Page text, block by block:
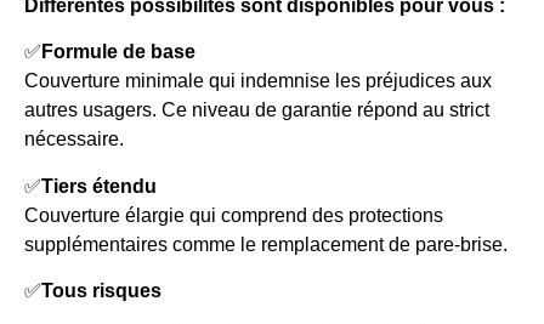
Différentes possibilités sont disponibles pour vous :
✅ Formule de base
Couverture minimale qui indemnise les préjudices aux
autres usagers. Ce niveau de garantie répond au strict
nécessaire.
✅Tiers étendu
Couverture élargie qui comprend des protections
supplémentaires comme le remplacement de pare-brise.
✅Tous risques